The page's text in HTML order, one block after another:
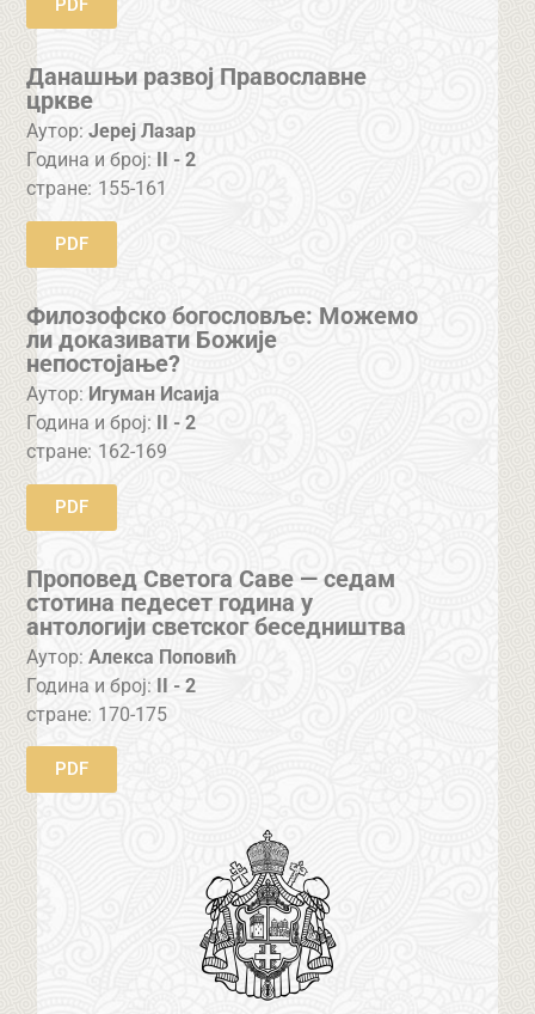
PDF
Данашњи развој Православне
цркве
Аутор: Јереј Лазар
Година и број:
II - 2
стране: 155-161
PDF
Филозофско богословље: Можемо
ли доказивати Божије
непостојање?
Аутор: Игуман Исаија
Година и број: II - 2
стране: 162-169
PDF
Проповед Светога Саве — седам
стотина педесет година у
антологији светског беседништва
Аутор: Алекса Поповић
Година и број: II - 2
стране: 170-175
PDF